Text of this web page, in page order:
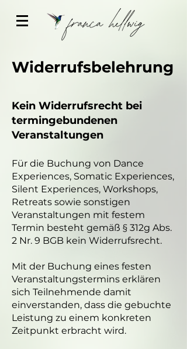
Widerrufsbelehrung
Kein Widerrufsrecht bei
termingebundenen
Veranstaltungen
Für die Buchung von Dance
Experiences, Somatic Experiences,
Silent Experiences, Workshops,
Retreats sowie sonstigen
Veranstaltungen mit festem
Termin besteht gemäß § 312g Abs.
2 Nr. 9 BGB kein Widerrufsrecht.
Mit der Buchung eines festen
Veranstaltungstermins erklären
sich Teilnehmende damit
einverstanden, dass die gebuchte
Leistung zu einem konkreten
Zeitpunkt erbracht wird.